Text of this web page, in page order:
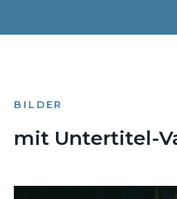
BILDER
mit Untertitel-